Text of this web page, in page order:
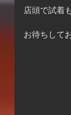
店頭で試着
お待ちして